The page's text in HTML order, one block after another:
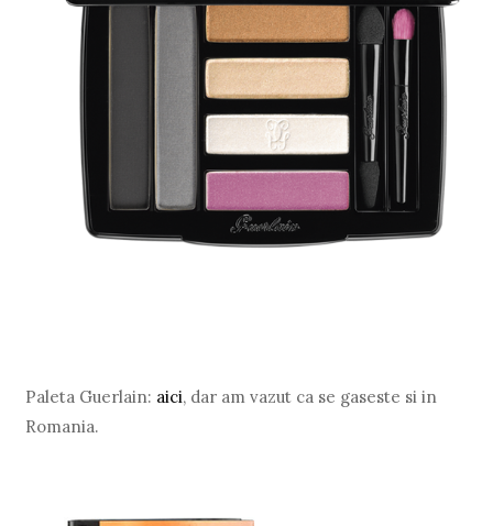
Paleta Guerlain: aici, dar am vazut ca se gaseste si in
Romania.